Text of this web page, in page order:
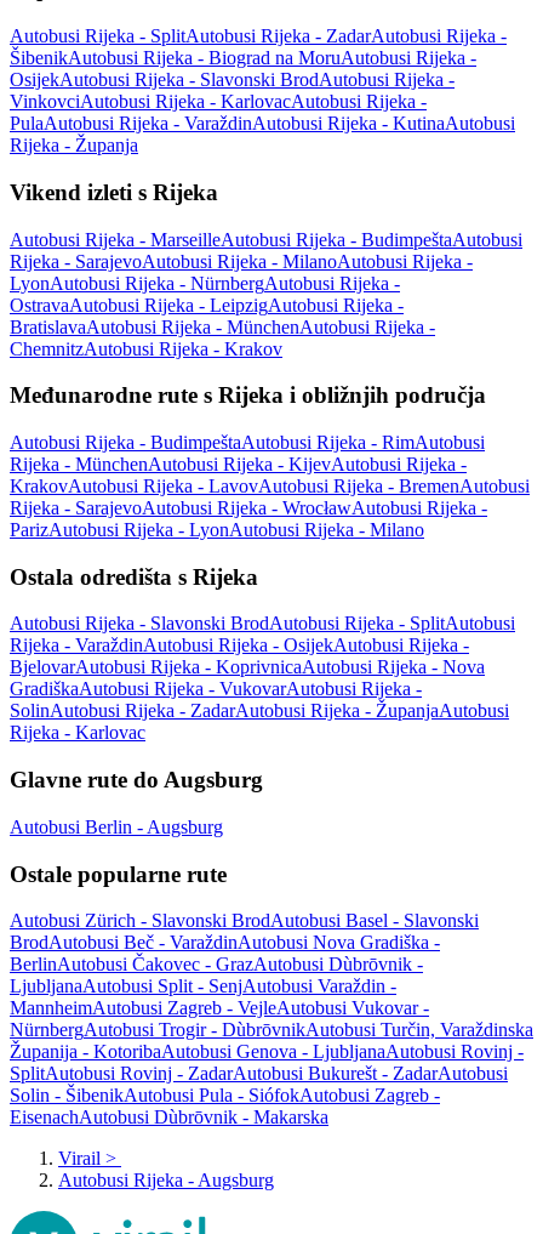
Autobusi Rijeka - SplitAutobusi Rijeka - ZadarAutobusi Rijeka -
ŠibenikAutobusi Rijeka - Biograd na MoruAutobusi Rijeka -
OsijekAutobusi Rijeka - Slavonski BrodAutobusi Rijeka -
VinkovciAutobusi Rijeka - KarlovacAutobusi Rijeka -
PulaAutobusi Rijeka - VaraždinAutobusi Rijeka - KutinaAutobusi
Rijeka - Županja
Vikend izleti s Rijeka
Autobusi Rijeka - MarseilleAutobusi Rijeka - BudimpeštaAutobusi
Rijeka - SarajevoAutobusi Rijeka - MilanoAutobusi Rijeka -
LyonAutobusi Rijeka - NürnbergAutobusi Rijeka -
OstravaAutobusi Rijeka - LeipzigAutobusi Rijeka -
BratislavaAutobusi Rijeka - MünchenAutobusi Rijeka -
ChemnitzAutobusi Rijeka - Krakov
Međunarodne rute s Rijeka i obližnjih područja
Autobusi Rijeka - BudimpeštaAutobusi Rijeka - RimAutobusi
Rijeka - MünchenAutobusi Rijeka - KijevAutobusi Rijeka -
KrakovAutobusi Rijeka - LavovAutobusi Rijeka - BremenAutobusi
Rijeka - SarajevoAutobusi Rijeka - WrocławAutobusi Rijeka -
ParizAutobusi Rijeka - LyonAutobusi Rijeka - Milano
Ostala odredišta s Rijeka
Autobusi Rijeka - Slavonski BrodAutobusi Rijeka - SplitAutobusi
Rijeka - VaraždinAutobusi Rijeka - OsijekAutobusi Rijeka -
BjelovarAutobusi Rijeka - KoprivnicaAutobusi Rijeka - Nova
GradiškaAutobusi Rijeka - VukovarAutobusi Rijeka -
SolinAutobusi Rijeka - ZadarAutobusi Rijeka - ŽupanjaAutobusi
Rijeka - Karlovac
Glavne rute do Augsburg
Autobusi Berlin - Augsburg
Ostale popularne rute
Autobusi Zürich - Slavonski BrodAutobusi Basel - Slavonski
BrodAutobusi Beč - VaraždinAutobusi Nova Gradiška -
BerlinAutobusi Čakovec - GrazAutobusi Dùbrōvnik -
LjubljanaAutobusi Split - SenjAutobusi Varaždin -
MannheimAutobusi Zagreb - VejleAutobusi Vukovar -
NürnbergAutobusi Trogir - DùbrōvnikAutobusi Turčin, Varaždinska
Županija - KotoribaAutobusi Genova - LjubljanaAutobusi Rovinj -
SplitAutobusi Rovinj - ZadarAutobusi Bukurešt - ZadarAutobusi
Solin - ŠibenikAutobusi Pula - SiófokAutobusi Zagreb -
EisenachAutobusi Dùbrōvnik - Makarska
Virail >
Autobusi Rijeka - Augsburg